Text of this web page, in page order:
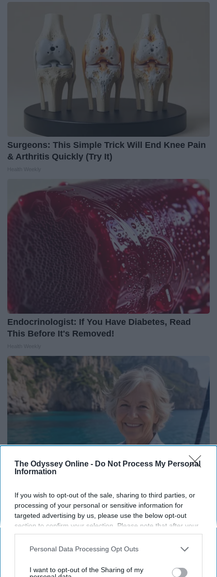
The Odyssey Online - Do Not Process My Personal
Information
If you wish to opt-out of the sale, sharing to third parties, or
processing of your personal or sensitive information for
targeted advertising by us, please use the below opt-out
section to confirm your selection. Please note that after your
opt-out request is processed you may continue seeing
interest-based ads based on personal information utilized by
your opt-out. You may separately opt-out of the further
Personal Data Processing Opt Outs
I want to opt-out of the Sharing of my
Surgeons: This Simple Trick Will End Knee Pain
& Arthritis Quickly (Try It)
Endocrinologist: If You Have Diabetes, Read
This Before It's Removed!
12 Things to Cut When Living on Retirement
(Most Retirees Miss #8)
Greensprout